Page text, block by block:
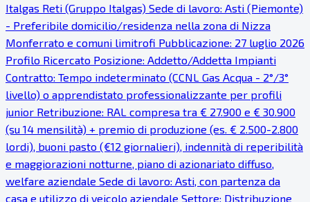
Italgas Reti (Gruppo Italgas) Sede di lavoro: Asti (Piemonte)
- Preferibile domicilio/residenza nella zona di Nizza
Monferrato e comuni limitrofi Pubblicazione: 27 luglio 2026
Profilo Ricercato Posizione: Addetto/Addetta Impianti
Contratto: Tempo indeterminato (CCNL Gas Acqua - 2°/3°
livello) o apprendistato professionalizzante per profili
junior Retribuzione: RAL compresa tra € 27.900 e € 30.900
(su 14 mensilità) + premio di produzione (es. € 2.500-2.800
lordi), buoni pasto (€12 giornalieri), indennità di reperibilità
e maggiorazioni notturne, piano di azionariato diffuso,
welfare aziendale Sede di lavoro: Asti, con partenza da
casa e utilizzo di veicolo aziendale Settore: Distribuzione